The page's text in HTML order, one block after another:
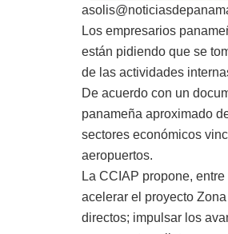
Los empresarios
están pidiendo que se
de las actividades
De acuerdo con un
panameña aproximado
sectores económicos
aeropuertos.
La CCIAP propone,
acelerar el proyecto
directos; impulsar los